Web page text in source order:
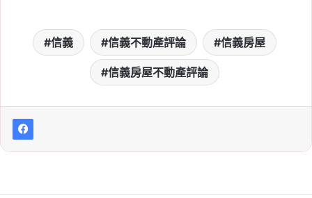
信義 信義不動產評論 信義房屋
信義房屋不動產評論